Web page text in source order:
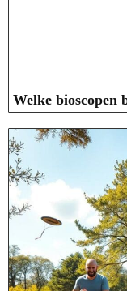
Welke bioscopen